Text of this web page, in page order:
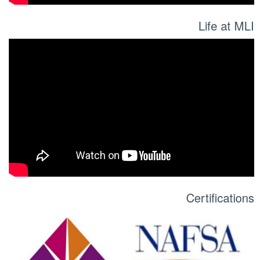
Life at MLI
Certifications